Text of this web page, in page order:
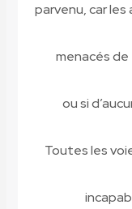
parvenu, car
menacés
ou si
Toutes les